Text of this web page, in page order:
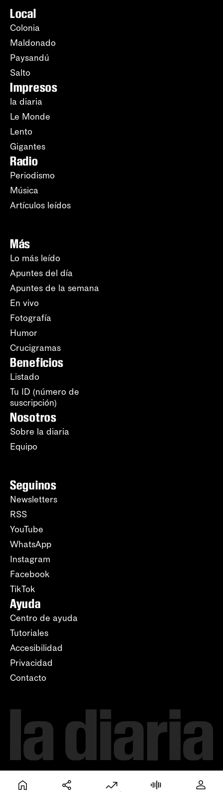
Local
Colonia
Maldonado
Paysandú
Salto
Impresos
la diaria
Le Monde
Lento
Gigantes
Radio
Periodismo
Música
Artículos leídos
Más
Lo más leído
Apuntes del día
Apuntes de la semana
En vivo
Fotografía
Humor
Crucigramas
Beneficios
Listado
Tu ID (número de
suscripción)
Nosotros
Sobre la diaria
Equipo
Seguinos
Newsletters
RSS
YouTube
WhatsApp
Instagram
Facebook
TikTok
Ayuda
Centro de ayuda
Tutoriales
Accesibilidad
Privacidad
Contacto